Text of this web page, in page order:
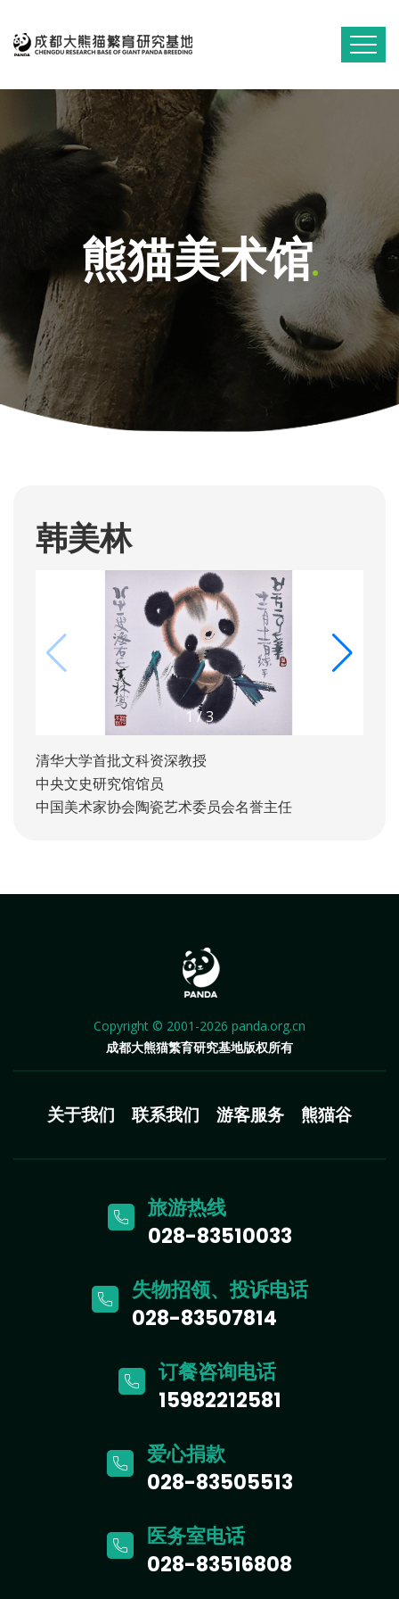
熊猫美术馆
韩美林
1 /3
清华大学首批文科资深教授
中央文史研究馆馆员
中国美术家协会陶瓷艺术委员会名誉主任
Copyright © 2001-2026 panda.org.cn
成都大熊猫繁育研究基地版权所有
关于我们 联系我们 游客服务 熊猫谷
旅游热线
028-83510033
失物招领、投诉电话
028-83507814
订餐咨询电话
15982212581
爱心捐款
028-83505513
医务室电话
028-83516808